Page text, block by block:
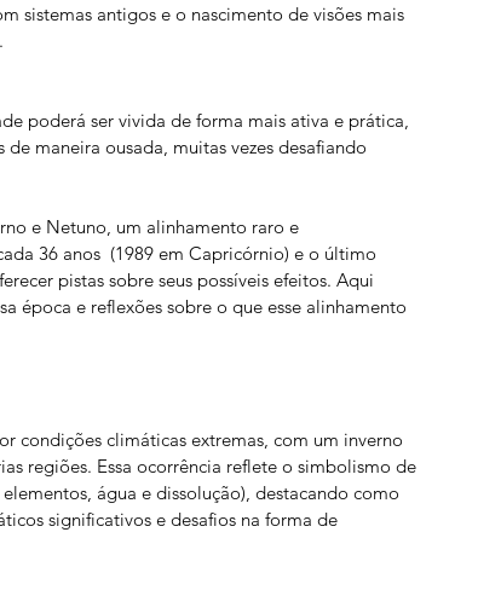
sistemas antigos e o nascimento de visões mais
poderá ser vivida de forma mais ativa e prática,
maneira ousada, muitas vezes desafiando
e Netuno, um alinhamento raro e
36 anos  (1989 em Capricórnio) e o último
pistas sobre seus possíveis efeitos. Aqui
época e reflexões sobre o que esse alinhamento
condições climáticas extremas, com um inverno
regiões. Essa ocorrência reflete o simbolismo de
água e dissolução), destacando como
significativos e desafios na forma de